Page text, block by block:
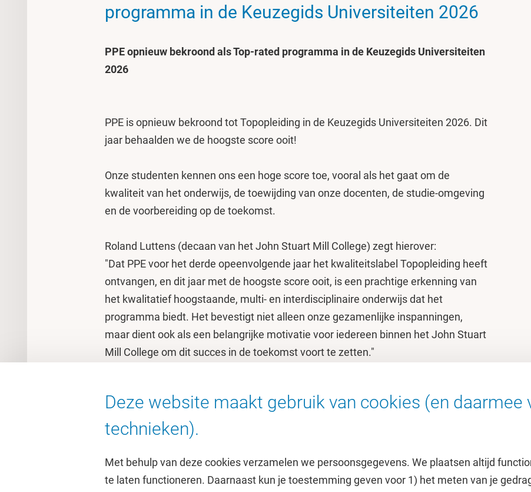
programma in de Keuzegids Universiteiten 2026
PPE opnieuw bekroond als Top-rated programma in de Keuzegids Universiteiten
2026
PPE is opnieuw bekroond tot Topopleiding in de Keuzegids Universiteiten 2026. Dit
jaar behaalden we de hoogste score ooit!
Onze studenten kennen ons een hoge score toe, vooral als het gaat om de
kwaliteit van het onderwijs, de toewijding van onze docenten, de studie-omgeving
en de voorbereiding op de toekomst.
Roland Luttens (decaan van het John Stuart Mill College) zegt hierover:
"Dat PPE voor het derde opeenvolgende jaar het kwaliteitslabel Topopleiding heeft
ontvangen, en dit jaar met de hoogste score ooit, is een prachtige erkenning van
het kwalitatief hoogstaande, multi- en interdisciplinaire onderwijs dat het
programma biedt. Het bevestigt niet alleen onze gezamenlijke inspanningen,
maar dient ook als een belangrijke motivatie voor iedereen binnen het John Stuart
Mill College om dit succes in de toekomst voort te zetten."
en tot de top drie van alle bacheloropleidingen in Nederland. Lees hiermeer.
Deze website maakt gebruik van cookies (en daarmee
technieken).
Met behulp van deze cookies verzamelen we persoonsgegevens. We plaatsen altijd
te laten functioneren. Daarnaast kun je toestemming geven voor 1) het meten van je